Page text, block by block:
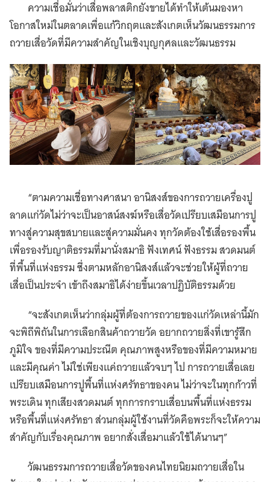
ความเชื่อมั่นว่าเสื่อพลาสติกยังขายได้ทำให้เต้นมองหา
โอกาสใหม่ในตลาดเพื่อแก้วิกฤตและสังเกตเห็นวัฒนธรรมการ
ถวายเสื่อวัดที่มีความสำคัญในเชิงบุญกุศลและวัฒนธรรม
“ตามความเชื่อทางศาสนา อานิสงส์ของการถวายเครื่องปู
ลาดแก่วัดไม่ว่าจะเป็นอาสน์สงฆ์หรือเสื่อวัดเปรียบเสมือนการปู
ทางสู่ความสุขสบายและสู่ความมั่นคง ทุกวัดต้องใช้เสื่อรองพื้น
เพื่อรองรับญาติธรรมที่มานั่งสมาธิ ฟังเทศน์ ฟังธรรม สวดมนต์
ที่พื้นที่แห่งธรรม ซึ่งตามหลักอานิสงส์แล้วจะช่วยให้ผู้ที่ถวาย
เสื่อเป็นประจำ เข้าถึงสมาธิได้ง่ายขึ้นเวลาปฏิบัติธรรมด้วย
“จะสังเกตเห็นว่ากลุ่มผู้ที่ต้องการถวายของแก่วัดเหล่านี้มัก
จะพิถีพิถันในการเลือกสินค้าถวายวัด อยากถวายสิ่งที่เขารู้สึก
ภูมิใจ ของที่มีความประณีต คุณภาพสูงหรือของที่มีความหมาย
และมีคุณค่า ไม่ใช่เพียงแค่ถวายแล้วจบๆ ไป การถวายเสื่อเลย
เปรียบเสมือนการปูพื้นที่แห่งศรัทธาของคน ไม่ว่าจะในทุกก้าวที่
พระเดิน ทุกเสียงสวดมนต์ ทุกการกราบเสื่อบนพื้นที่แห่งธรรม
หรือพื้นที่แห่งศรัทธา ส่วนกลุ่มผู้ใช้งานที่วัดคือพระก็จะให้ความ
สำคัญกับเรื่องคุณภาพ อยากสั่งเสื่อมาแล้วใช้ได้นานๆ”
วัฒนธรรมการถวายเสื่อวัดของคนไทยนิยมถวายเสื่อใน